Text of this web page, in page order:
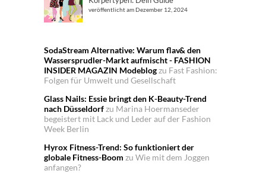
veröffentlicht am Dezember 12, 2024
SodaStream Alternative: Warum flav& den
Wassersprudler-Markt aufmischt - FASHION
INSIDER MAGAZIN Modeblogzu Fast Fashion:
Folgen für Umwelt und Gesellschaft
Glass Nails: Essie bringt den K-Beauty-Trend
nach Düsseldorfzu Marina Hoermanseder
begeistert mit Lack und Leder auf der Fashion
Week Berlin
Hyrox Fitness-Trend: So funktioniert der
globale Fitness-Boom zu Wie mit dem Joggen
anfangen?